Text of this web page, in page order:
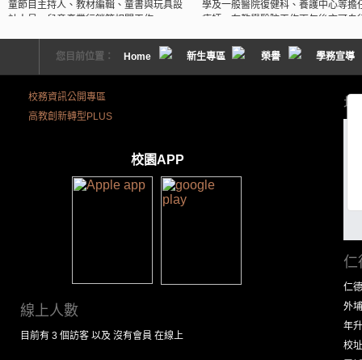
童節目主持人、教材編輯、童書與玩具設
計人員、兒童產業行銷等相關工作。
READ MORE
學及一般醫院復健科、養護中心等擔
療師，在教學醫院工作兩年後亦可自
您目前位置： Home 新生專區 榮譽 學務宣導
校務資訊公開專區
高教創新轉型PLUS
校園APP
線上人數
目前有 3 個訪客 以及 沒有會員 在線上
地
仁
仁
外
年
校